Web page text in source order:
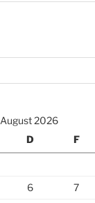
August 2026
D F
6 7